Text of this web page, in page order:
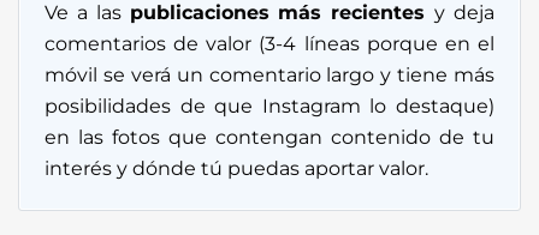
Ve a las publicaciones más recientesy deja
comentarios de valor (3-4 líneas porque en el
móvil se verá un comentario largo y tiene más
posibilidades de que Instagram lo destaque)
en las fotos que contengan contenido de tu
interés y dónde tú puedas aportar valor.